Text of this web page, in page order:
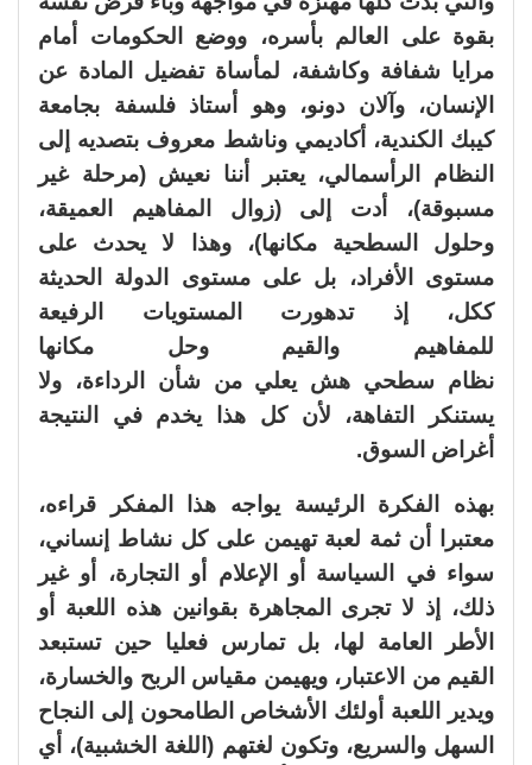
بقوة على العالم بأسره، ووضع الحكومات أمام
مرايا شفافة وكاشفة، لمأساة تفضيل المادة عن
الإنسان، وآلان دونو، وهو أستاذ فلسفة بجامعة
كيبك الكندية، أكاديمي وناشط معروف بتصديه إلى
النظام الرأسمالي، يعتبر أننا نعيش (مرحلة غير
مسبوقة)، أدت إلى (زوال المفاهيم العميقة،
وحلول السطحية مكانها)، وهذا لا يحدث على
مستوى الأفراد، بل على مستوى الدولة الحديثة
ككل، إذ تدهورت المستويات الرفيعة
للمفاهيم والقيم وحل مكانها
نظام سطحي هش يعلي من شأن الرداءة، ولا
يستنكر التفاهة، لأن كل هذا يخدم في النتيجة
أغراض السوق.
بهذه الفكرة الرئيسة يواجه هذا المفكر قراءه،
معتبرا أن ثمة لعبة تهيمن على كل نشاط إنساني،
سواء في السياسة أو الإعلام أو التجارة، أو غير
ذلك، إذ لا تجرى المجاهرة بقوانين هذه اللعبة أو
الأطر العامة لها، بل تمارس فعليا حين تستبعد
القيم من الاعتبار، ويهيمن مقياس الربح والخسارة،
ويدير اللعبة أولئك الأشخاص الطامحون إلى النجاح
السهل والسريع، وتكون لغتهم (اللغة الخشبية)، أي